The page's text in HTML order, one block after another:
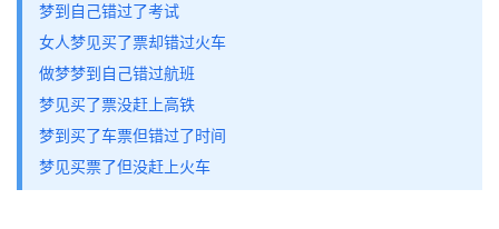
梦到自己错过了考试
女人梦见买了票却错过火车
做梦梦到自己错过航班
梦见买了票没赶上高铁
梦到买了车票但错过了时间
梦见买票了但没赶上火车